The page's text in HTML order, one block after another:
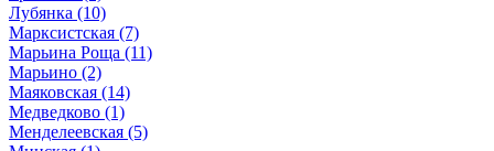
Лубянка (10)
Марксистская (7)
Марьина Роща (11)
Марьино (2)
Маяковская (14)
Медведково (1)
Менделеевская (5)